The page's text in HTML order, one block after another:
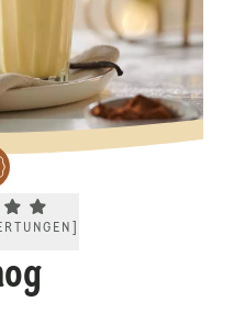
rating 4.9. Click to rate.